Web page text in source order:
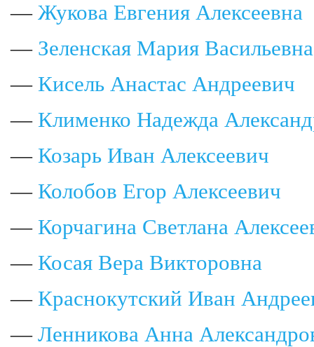
— Жукова Евгения Алексеевна
— Зеленская Мария Васильевна
— Кисель Анастас Андреевич
— Клименко Надежда
— Козарь Иван Алексеевич
— Колобов Егор Алексеевич
— Корчагина Светлана
— Косая Вера Викторовна
— Краснокутский Иван
— Ленникова Анна